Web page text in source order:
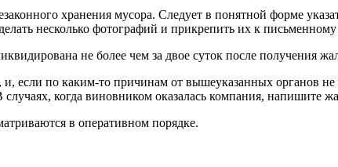
хранения мусора. Следует в понятной форме
несколько фотографий и прикрепить их к
не более чем за двое суток после получения
по каким-то причинам от вышеуказанных органов не
когда виновником оказалась компания, напишите
в оперативном порядке.